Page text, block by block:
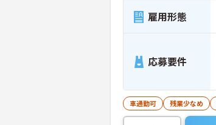
雇用形態
応募要件
車通勤可 残業少なめ